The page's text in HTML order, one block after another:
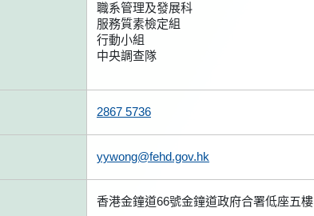
職系管理及發展科
服務質素檢定組
行動小組
中央調查隊
2867 5736
yywong@fehd.gov.hk
香港金鐘道66號金鐘道政府合署低座五樓